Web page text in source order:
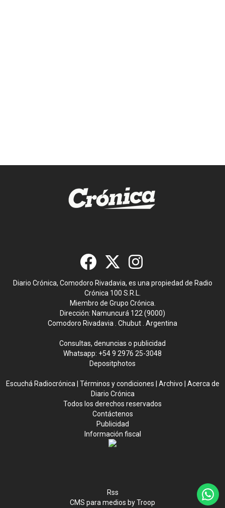
Diario Crónica, Comodoro Rivadavia, es una propiedad de Radio
Crónica 100 S.R.L.
Miembro de Grupo Crónica.
Dirección: Namuncurá 122 (9000)
Comodoro Rivadavia . Chubut . Argentina
Consultas, denuncias o publicidad
Whatsapp: +54 9 2976 25-3048
Depositphotos
Escuchá Radiocrónica Términos y condiciones Archivo
Acerca de
Diario Crónica
Todos los derechos reservados
Contáctenos
Publicidad
Información fiscal
Rss
CMS para medios byTroop